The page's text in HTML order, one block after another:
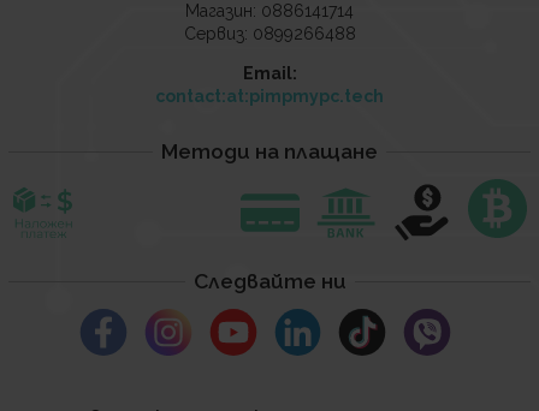
Магазин: 0886141714
Сервиз: 0899266488
Email:
contact:at:pimpmypc.tech
Методи на плащане
Следвайте ни